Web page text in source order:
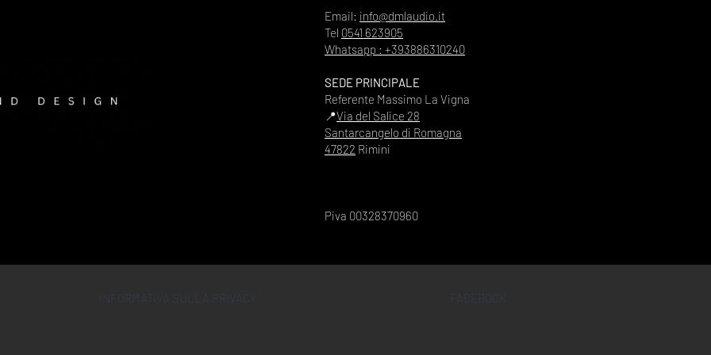
Email: info@dmlaudio.it
Tel 0541 623905
Whatsapp : +393886310240
SEDE PRINCIPALE
Referente Massimo La Vigna
📍Via del Salice 28
Santarcangelo di Romagna
47822 Rimini
Piva 00328370960
INFORMATIVA SULLA PRIVACY
FACEBOOK